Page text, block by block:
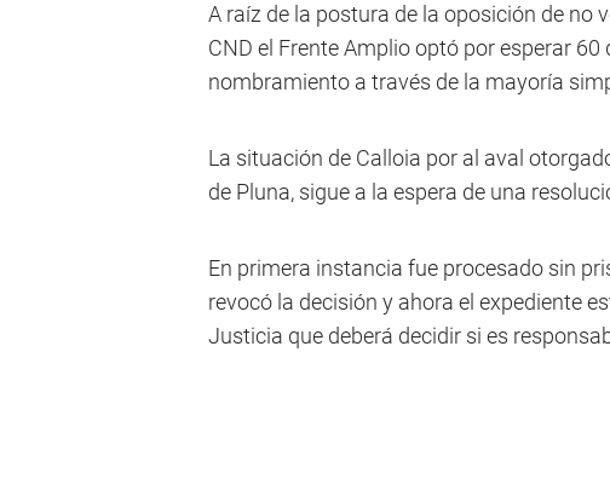
A raíz de la postura de la oposición de no
CND el Frente Amplio optó por esperar
nombramiento a través de la mayoría
La situación de Calloia por al aval
de Pluna, sigue a la espera de una
En primera instancia fue procesado sin
revocó la decisión y ahora el expediente
Justicia que deberá decidir si es